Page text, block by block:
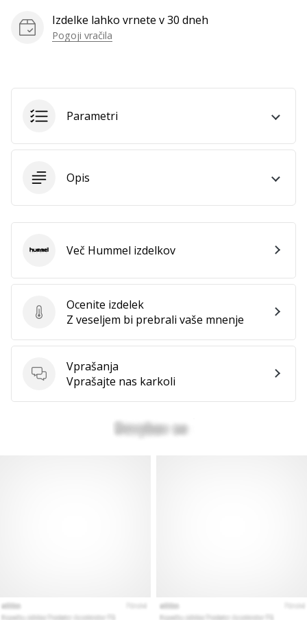
člankeIzdelke lahko vrnete v 30 dneh
Pogoji vračila
Parametri
Opis
Ocenite izdelek
Ocenite izdelek
Z veseljem bi prebrali vaše mnenje
Vprašanja
Vprašanja
Vprašajte nas karkoli
HummelVeč Hummel izdelkov